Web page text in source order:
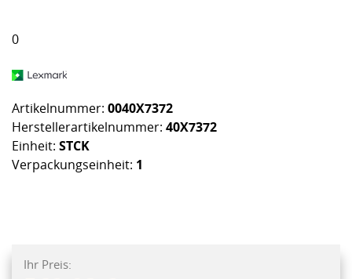
0
Artikelnummer: 0040X7372
Herstellerartikelnummer: 40X7372
Einheit: STCK
Verpackungseinheit: 1
Ihr Preis: